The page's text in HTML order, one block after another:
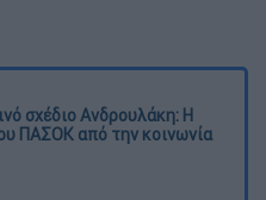
σχέδιο Ανδρουλάκη: Η
ΠΑΣΟΚ από την κοινωνία